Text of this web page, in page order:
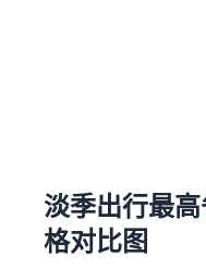
淡季出行最
格对比图